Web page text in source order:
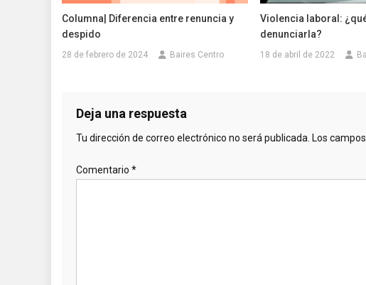
Columna| Diferencia entre renuncia y
despido
28 de febrero de 2024 Baires Centro
Violencia laboral:
denunciarla?
18 de abril de 2022
Deja una respuesta
Tu dirección de correo electrónico no será publicada. Los
Comentario *